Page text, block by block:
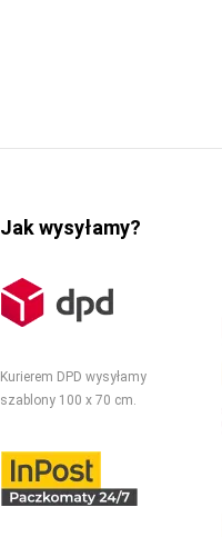
Jak wysyłamy?
Kurierem DPD wysyłamy
szablony 100 x 70 cm.